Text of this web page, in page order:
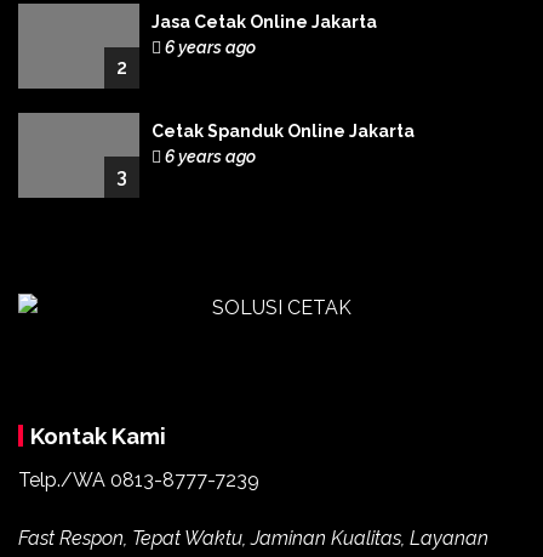
2
Jasa Cetak Online Jakarta
6 years ago
3
Cetak Spanduk Online Jakarta
6 years ago
Kontak Kami
Telp./WA 0813-8777-7239
Fast Respon, Tepat Waktu, Jaminan Kualitas, Layanan